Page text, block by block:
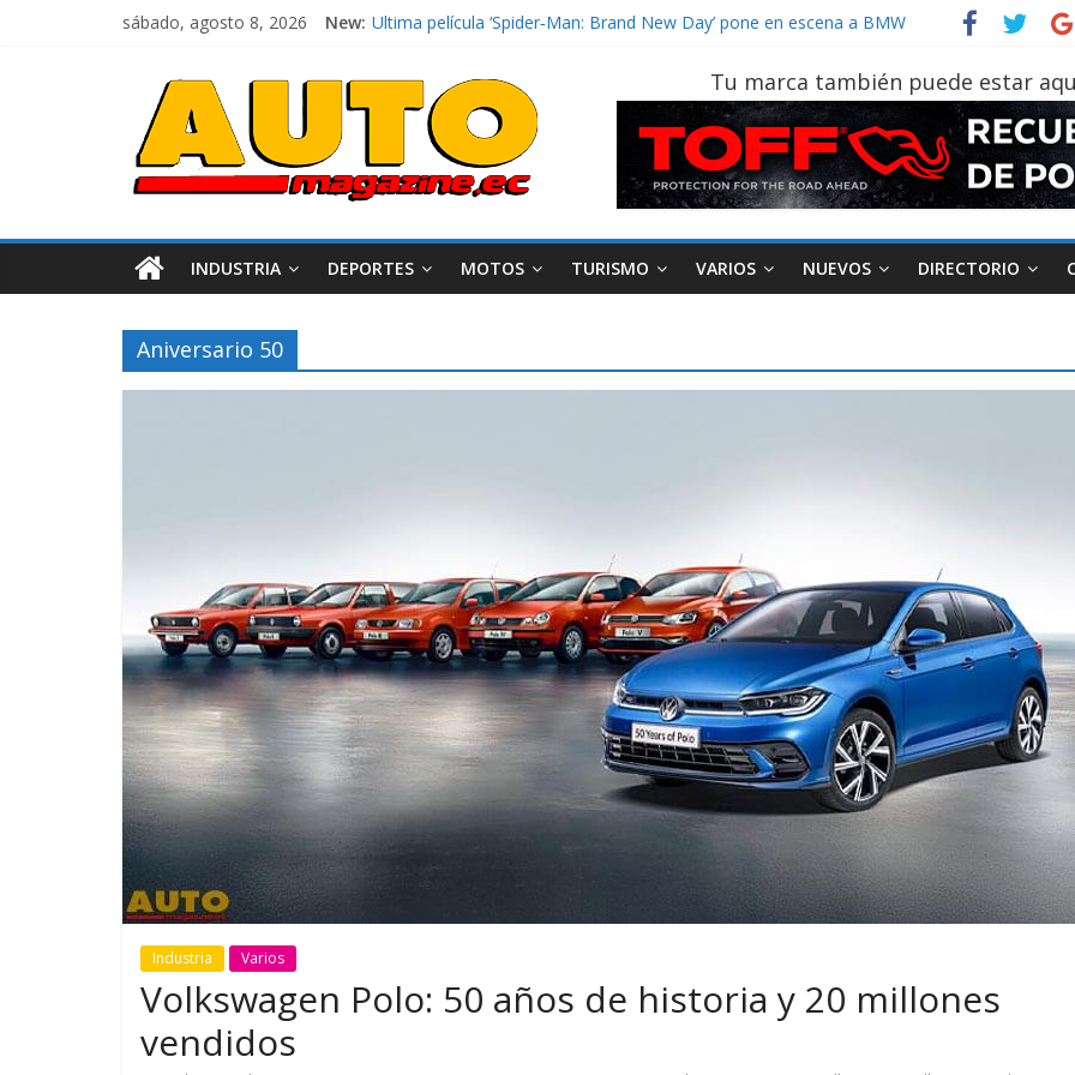
sábado, agosto 8, 2026 New: El costo de tener un vehículo gana protagonismo a la hora de decidir
¿Qué puede pasar con tu vehículo si permanece varios días sin usar?
La Vuelta al Ecuador 2026, edición 47ª, recorre 7 provincias en 8 días
La FEDAK recibe 12 Sinotruk Bolden para cubrir las rutas de La Vuelta
Tu marca también puede estar
INDUSTRIA DEPORTES MOTOS TURISMO VARIOS NUEVOS DIRECTORIO
Aniversario 50
Industria Varios
Volkswagen Polo: 50 años de historia y 20 millones
vendidos
compromiso con movilidad
más segura y conectada
¿Qué puede pasar con tu
vehículo si permanece
varios días sin usar?
destino de los
en la región